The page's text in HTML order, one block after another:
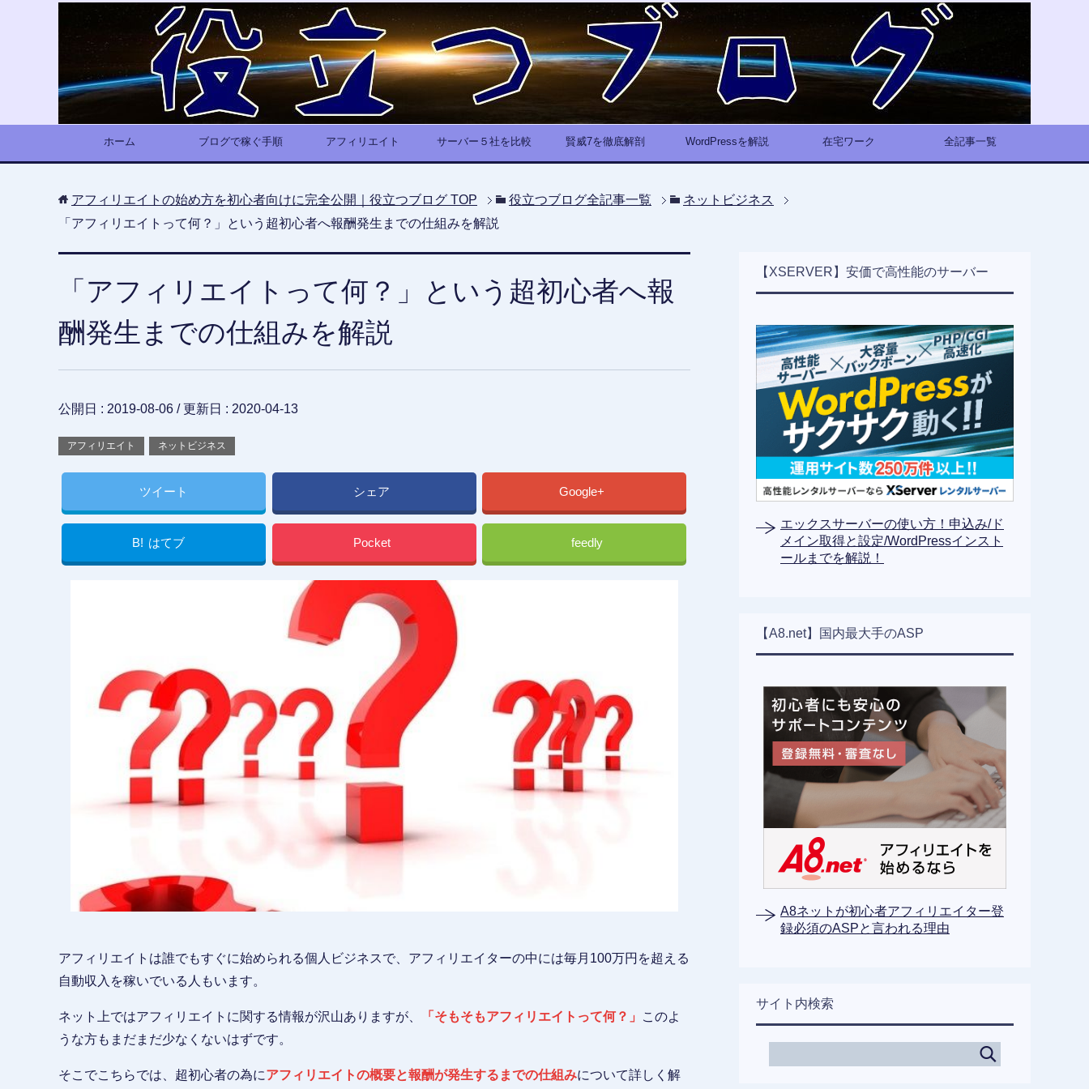
ホーム ブログで稼ぐ手順 アフィリエイト サーバー５社を比較 賢威7を徹底解剖 WordPressを解説 在宅ワーク 全記事一覧
アフィリエイトの始め方を初心者向けに完全公開｜役立つブログ TOP 役立つブログ全記事一覧
ネットビジネス
「アフィリエイトって何？」という超初心者へ報酬発生までの仕組みを解説
「アフィリエイトって何？」という超初心者へ報
酬発生までの仕組みを解説
公開日 : 2019-08-06 / 更新日 : 2020-04-13
アフィリエイト ネットビジネス
ツイート シェア Google+
B! はてブ Pocket feedly
アフィリエイトは誰でもすぐに始められる個人ビジネスで、アフィリエイターの中には毎月100万円を超える
自動収入を稼いでいる人もいます。
ネット上ではアフィリエイトに関する情報が沢山ありますが、 「そもそもアフィリエイトって何？」
このよ
うな方もまだまだ少なくないはずです。
そこでこちらでは、超初心者の為にアフィリエイトの概要と報酬が発生するまでの仕組みについて詳しく解
【XSERVER】安価で高性能のサーバー
エックスサーバーの使い方！申込み/ド
メイン取得と設定/WordPressインスト
ールまでを解説！
【A8.net】国内最大手のASP
A8ネットが初心者アフィリエイター登
録必須のASPと言われる理由
サイト内検索